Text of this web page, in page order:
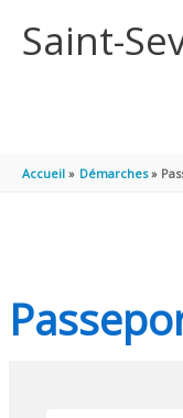
Saint-
Accueil Démarches